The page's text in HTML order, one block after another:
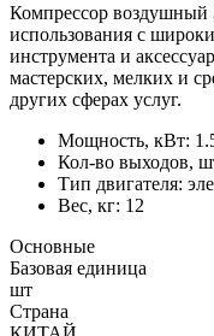
Компрессор воздушный
использования с
инструмента и
мастерских, мелких и
других сферах услуг.
Мощность, кВт:
Кол-во выходов,
Тип двигателя:
Вес, кг: 12
Основные
Базовая единица
шт
Страна